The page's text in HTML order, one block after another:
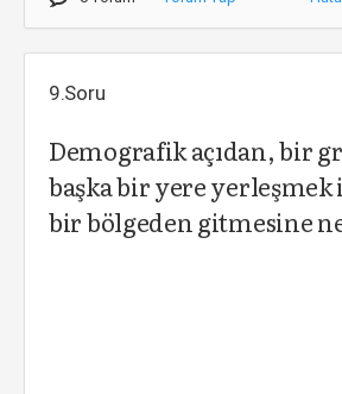
9.Soru
Demografik açıdan, bir
başka bir yere
bir bölgeden gitmesine